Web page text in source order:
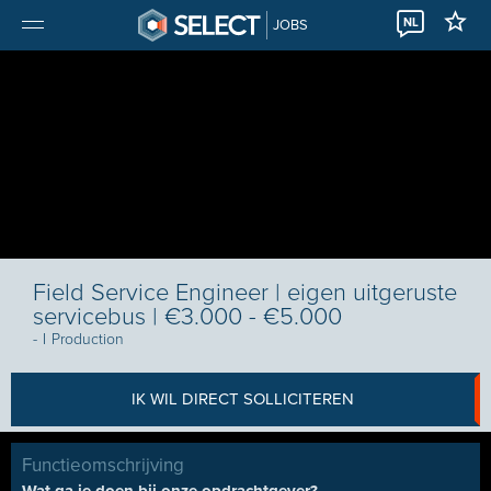
JOBS NL
Field Service Engineer | eigen uitgeruste
servicebus | €3.000 - €5.000
- I Production
IK WIL DIRECT SOLLICITEREN
Functieomschrijving